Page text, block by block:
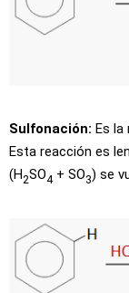
Sulfonación: Es la
Esta reacción es
(H2SO4 + SO3) se